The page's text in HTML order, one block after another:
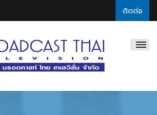
ติดต่อ